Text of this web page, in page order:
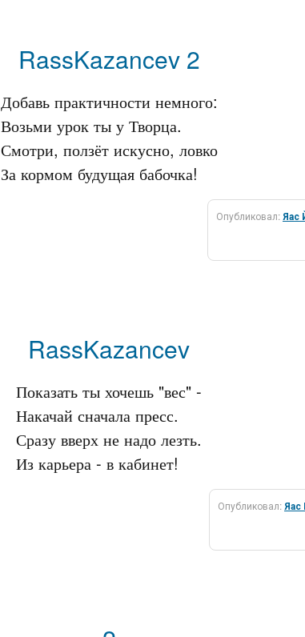
RassKazancev 2
Добавь практичности немного:
Возьми урок ты у Творца.
Смотри, ползёт искусно, ловко
Опубликовал:Яас
RassKazancev
Показать ты хочешь "вес" -
Накачай сначала пресс.
Сразу вверх не надо лезть.
Опубликовал:Яас